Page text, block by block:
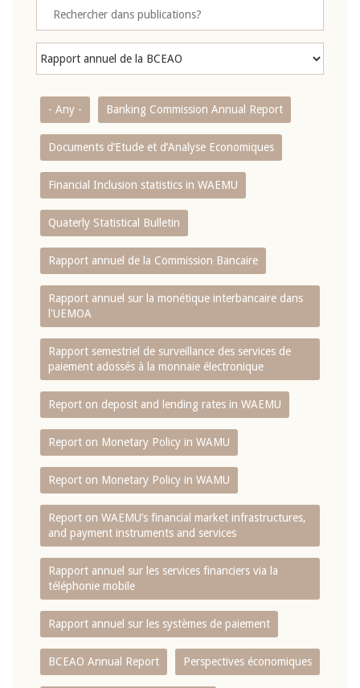
- Any - Banking Commission Annual Report
Documents d’Etude et d’Analyse Economiques
Financial Inclusion statistics in WAEMU
Quaterly Statistical Bulletin
Rapport annuel de la Commission Bancaire
Rapport annuel sur la monétique interbancaire dans
l'UEMOA
Rapport semestriel de surveillance des services de
paiement adossés à la monnaie électronique
Report on deposit and lending rates in WAEMU
Report on Monetary Policy in WAMU
Report on Monetary Policy in WAMU
Report on WAEMU’s financial market infrastructures,
and payment instruments and services
Rapport annuel sur les services financiers via la
téléphonie mobile
Rapport annuel sur les systèmes de paiement
BCEAO Annual Report Perspectives économiques